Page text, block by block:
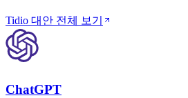
Tidio 대안 전체 보기
ChatGPT